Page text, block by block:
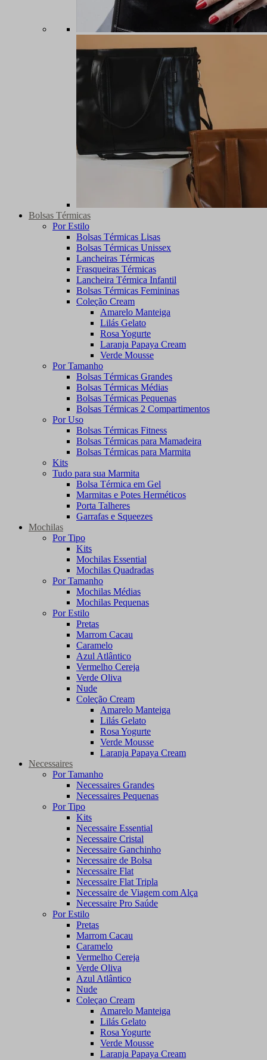
Bolsas Térmicas
Por Estilo
Bolsas Térmicas Lisas
Bolsas Térmicas Unissex
Lancheiras Térmicas
Frasqueiras Térmicas
Lancheira Térmica Infantil
Bolsas Térmicas Femininas
Coleção Cream
Amarelo Manteiga
Lilás Gelato
Rosa Yogurte
Laranja Papaya Cream
Verde Mousse
Por Tamanho
Bolsas Térmicas Grandes
Bolsas Térmicas Médias
Bolsas Térmicas Pequenas
Bolsas Térmicas 2 Compartimentos
Por Uso
Bolsas Térmicas Fitness
Bolsas Térmicas para Mamadeira
Bolsas Térmicas para Marmita
Kits
Tudo para sua Marmita
Bolsa Térmica em Gel
Marmitas e Potes Herméticos
Porta Talheres
Garrafas e Squeezes
Mochilas
Por Tipo
Kits
Mochilas Essential
Mochilas Quadradas
Por Tamanho
Mochilas Médias
Mochilas Pequenas
Por Estilo
Pretas
Marrom Cacau
Caramelo
Azul Atlântico
Vermelho Cereja
Verde Oliva
Nude
Coleção Cream
Amarelo Manteiga
Lilás Gelato
Rosa Yogurte
Verde Mousse
Laranja Papaya Cream
Necessaires
Por Tamanho
Necessaires Grandes
Necessaires Pequenas
Por Tipo
Kits
Necessaire Essential
Necessaire Cristal
Necessaire Ganchinho
Necessaire de Bolsa
Necessaire Flat
Necessaire Flat Tripla
Necessaire de Viagem com Alça
Necessaire Pro Saúde
Por Estilo
Pretas
Marrom Cacau
Caramelo
Vermelho Cereja
Verde Oliva
Azul Atlântico
Nude
Coleçao Cream
Amarelo Manteiga
Lilás Gelato
Rosa Yogurte
Verde Mousse
Laranja Papaya Cream